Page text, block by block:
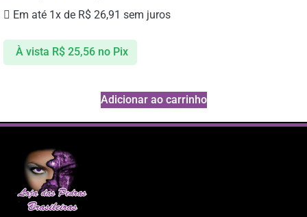
Em até 1x de R$ 26,91 sem juros
À vista R$25,56 no Pix
Adicionar ao carrinho